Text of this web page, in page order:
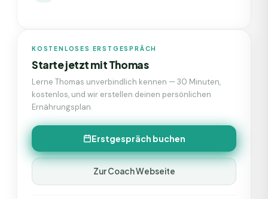
KOSTENLOSES ERSTGESPRÄCH
Starte jetzt mitThomas
Lerne Thomas unverbindlich kennen — 30 Minuten,
kostenlos, und wir erstellen deinen persönlichen
Ernährungsplan.
Erstgespräch buchen
Zur Coach Webseite